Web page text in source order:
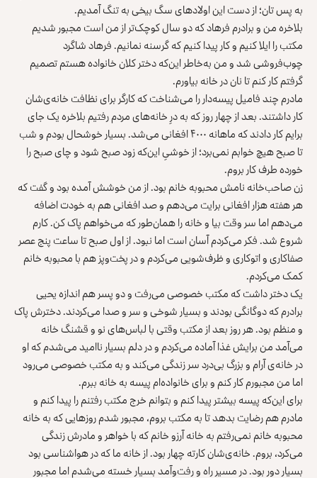
به پس تان؛ از دست این اولادهای سگ بیخی به تنگ آمدیم.
بلاخره من و برادرم فرهاد که دو سال کوچک‌تر از من است مجبور شدیم
مکتب را ایلا کنیم و کار پیدا کنیم که گرسنه نمانیم. فرهاد شاگرد
چوب‌فروشی شد و من به‌خاطر این‌که دختر کلان خانواده هستم تصمیم
گرفتم کار کنم تا نان در خانه بیاورم.
مادرم چند فامیل پیسه‌دار را می‌شناخت که کارگر برای نظافت خانه‌ی‌شان
کار داشتند. بعد از چهار روز که به درِ خانه‌های مردم رفتیم بلاخره یک جای
برایم کار دادند که ماهانه ۴۰۰۰ افغانی می‌شد. بسیار خوشحال بودم و شب
تا صبح هیچ خوابم نمی‌برد؛ از خوشیِ این‌که زود صبح شود و چای صبح را
خورده طرف کار بروم.
زن صاحب‌خانه نامش محبوبه خانم بود. از من خوشش آمده بود و گفت که
هر هفته هزار افغانی برایت می‌دهم و صد افغانی هم به خودت اضافه
می‌دهم اما سر وقت بیا و خانه را همان‌طور که می‌خواهم پاک کن. کارم
شروع شد. فکر می‌کردم آسان است اما نبود. از اول صبح تا ساعت پنج عصر
صفاکاری و اتوکاری و ظرف‌شویی می‌کردم و در پخت‌وپز هم با محبوبه خانم
کمک می‌کردم.
یک دختر داشت که مکتب خصوصی می‌رفت و دو پسر هم اندازه یحیی
برادرم که دوگانگی بودند و بسیار شوخی و سر و صدا می‌کردند. دخترش پاک
و منظم بود. هر روز بعد از مکتب وقتی با لباس‌های نو و قشنگ خانه
می‌آمد من برایش غذا آماده می‌کردم و در دلم بسیار ناامید می‌شدم که او
در خانه‌ی آرام و بزرگ بی‌درد سر زندگی می‌کند و به مکتب خصوصی می‌رود
اما من مجبورم کار کنم و برای خانواده‌ام پیسه به خانه ببرم.
برای این‌که پیسه بیشتر پیدا کنم و بتوانم خرج مکتب رفتنم را پیدا کنم و
مادرم هم رضایت بدهد تا به مکتب بروم، مجبور شدم روزهایی که به خانه
محبوبه خانم نمی‌رفتم به خانه آرزو خانم که با خواهر و مادرش زندگی
می‌کرد، بروم. خانه‌ی‌شان کارته چهار بود. از خانه ما که در هواشناسی بود
بسیار دور بود. در مسیر راه و رفت‌وآمد بسیار خسته می‌شدم اما مجبور